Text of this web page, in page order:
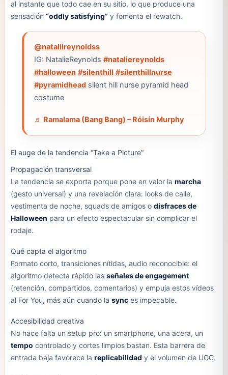
al instante que todo cae en su sitio, lo que produce una
sensación “oddly satisfying”y fomenta el rewatch.
@nataliireynoldss
IG: NatalieReynolds #nataliereynolds
#halloween #silenthill #silenthillnurse
#pyramidheadsilent hill nurse pyramid head
costume
♬ Ramalama (Bang Bang) – Róisín Murphy
El auge de la tendencia “Take a Picture”
Propagación transversal
La tendencia se exporta porque pone en valor la marcha
(gesto universal) y una revelación clara: looks de calle,
vestimenta de noche, squads de amigos o disfraces de
Halloween para un efecto espectacular sin complicar el
rodaje.
Qué capta el algoritmo
Formato corto, transiciones nítidas, audio reconocible: el
algoritmo detecta rápido las señales de engagement
(retención, compartidos, comentarios) y empuja estos vídeos
al For You, más aún cuando la synces impecable.
Accesibilidad creativa
No hace falta un setup pro: un smartphone, una acera, un
tempo controlado y cortes limpios bastan. Esta barrera de
entrada baja favorece la replicabilidad y el volumen de UGC.